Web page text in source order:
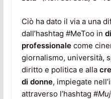
Ciò ha dato il via a una
dall’hashtag #MeToo in
professionalecome
giornalismo, università,
diritto e politica e alla
di donne, impiegate
attraverso l’hashtag #